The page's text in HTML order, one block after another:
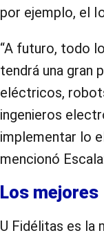
por ejemplo, el
“A futuro, todo
tendrá una gran
eléctricos,
ingenieros
implementar lo
mencionó
Los mejores
U Fidélitas es la